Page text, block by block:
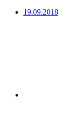
19.09.2018